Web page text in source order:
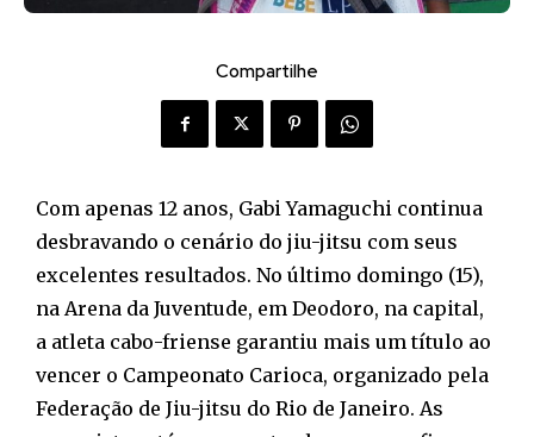
Compartilhe
Com apenas 12 anos, Gabi Yamaguchi continua
desbravando o cenário do jiu-jitsu com seus
excelentes resultados. No último domingo (15),
na Arena da Juventude, em Deodoro, na capital,
a atleta cabo-friense garantiu mais um título ao
vencer o Campeonato Carioca, organizado pela
Federação de Jiu-jitsu do Rio de Janeiro. As